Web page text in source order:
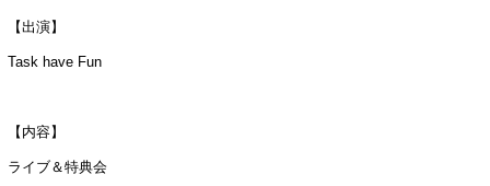
【出演】
Task have Fun
【内容】
ライブ＆特典会